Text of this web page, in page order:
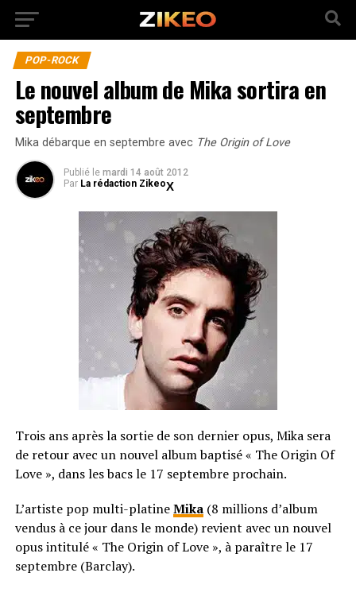
POP-ROCK
Le nouvel album de Mika sortira en
septembre
Mika débarque en septembre avec The Origin of Love
Publié le mardi 14 août 2012
Par La rédaction Zikeo
Trois ans après la sortie de son dernier opus, Mika sera
de retour avec un nouvel album baptisé « The Origin Of
Love », dans les bacs le 17 septembre prochain.
L’artiste pop multi-platineMika(8 millions d’album
vendus à ce jour dans le monde) revient avec un nouvel
opus intitulé « The Origin of Love », à paraître le 17
septembre (Barclay).